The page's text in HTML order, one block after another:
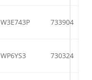
W3E743P 733904
WP6YS3 730324